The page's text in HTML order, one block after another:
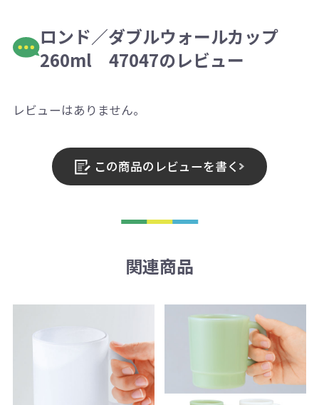
ロンド／ダブルウォールカップ
260ml 47047のレビュー
レビューはありません。
この商品のレビューを書く
関連商品